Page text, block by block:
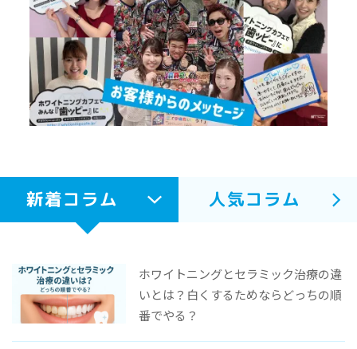
新着コラム 人気コラム
ホワイトニングとセラミック治療の違
いとは？白くするためならどっちの順
番でやる？